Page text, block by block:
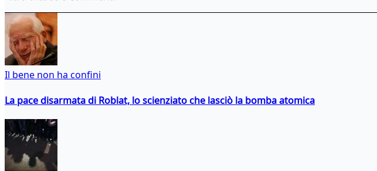
Il bene non ha confini
La pace disarmata di Roblat, lo scienziato che lasciò la bomba atomica